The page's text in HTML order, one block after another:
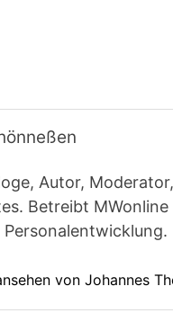
Autor,
Betreibt
Personalentwicklung.
von Johannes